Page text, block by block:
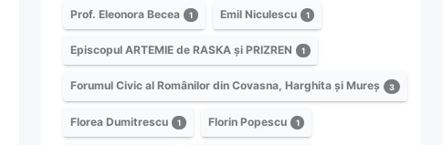
Prof. Eleonora Becea 1 Emil Niculescu 1
Episcopul ARTEMIE de RASKA și PRIZREN 1
Forumul Civic al Românilor din Covasna, Harghita și Mureș 3
Florea Dumitrescu 1 Florin Popescu 1